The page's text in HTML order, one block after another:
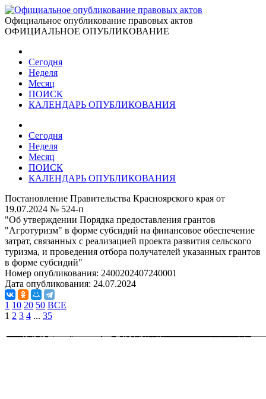
Официальное опубликование правовых актов
ОФИЦИАЛЬНОЕ ОПУБЛИКОВАНИЕ
Сегодня
Неделя
Месяц
ПОИСК
КАЛЕНДАРЬ ОПУБЛИКОВАНИЯ
Сегодня
Неделя
Месяц
ПОИСК
КАЛЕНДАРЬ ОПУБЛИКОВАНИЯ
Постановление Правительства Красноярского края от
19.07.2024 № 524-п
"Об утверждении Порядка предоставления грантов
"Агротуризм" в форме субсидий на финансовое обеспечение
затрат, связанных с реализацией проекта развития сельского
туризма, и проведения отбора получателей указанных грантов
в форме субсидий"
Номер опубликования: 2400202407240001
Дата опубликования: 24.07.2024
1 10 20 50 ВСЕ
1 2 3 4 ... 35